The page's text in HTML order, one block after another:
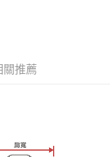
，商店將以您的個人
項蒐集、處理及利用，
結，可透過四大超商／
顯示為準，若有關於
易相關給付款項請求債
關推薦